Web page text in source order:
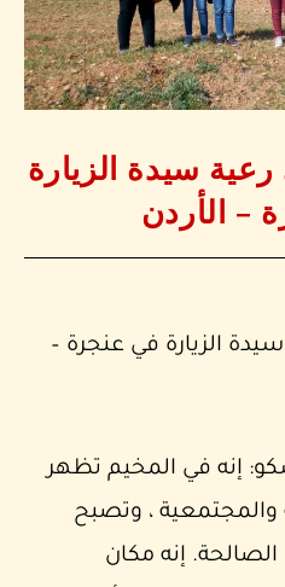
سيدة الزيارة
– الأردن
الزيارة في عنجرة –
إنه في المخيم تظهر
، وتصبح
إنه مكان